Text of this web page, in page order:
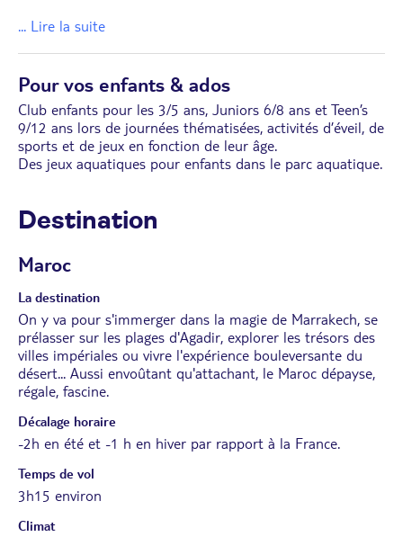
... Lire la suite
Pour vos enfants & ados
Club enfants pour les 3/5 ans, Juniors 6/8 ans et Teen’s
9/12 ans lors de journées thématisées, activités d’éveil, de
sports et de jeux en fonction de leur âge.
Des jeux aquatiques pour enfants dans le parc aquatique.
Destination
Maroc
La destination
On y va pour s'immerger dans la magie de Marrakech, se
prélasser sur les plages d'Agadir, explorer les trésors des
villes impériales ou vivre l'expérience bouleversante du
désert... Aussi envoûtant qu'attachant, le Maroc dépayse,
régale, fascine.
Décalage horaire
-2h en été et -1 h en hiver par rapport à la France.
Temps de vol
3h15 environ
Climat